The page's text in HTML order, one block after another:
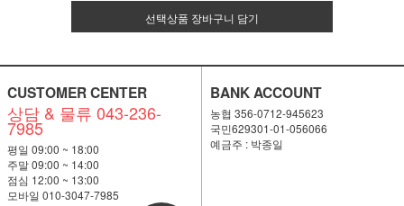
선택상품 장바구니 담기
CUSTOMER CENTER
상담 & 물류 043-236-
7985
평일 09:00 ~ 18:00
주말 09:00 ~ 14:00
점심 12:00 ~ 13:00
모바일 010-3047-7985
BANK ACCOUNT
농협 356-0712-945623
국민629301-01-056066
예금주 : 박종일